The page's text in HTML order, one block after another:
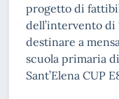
progetto di
dell’intervento di
destinare a
scuola primaria
Sant’Elena CUP